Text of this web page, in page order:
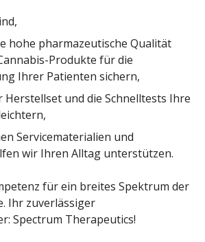
hohe pharmazeutische Qualität
Produkte für die
Ihrer Patienten sichern,
Herstellset und die Schnelltests Ihre
Servicematerialien und
wir Ihren Alltag unterstützen.
für ein breites Spektrum der
Ihr zuverlässiger
Spectrum Therapeutics!